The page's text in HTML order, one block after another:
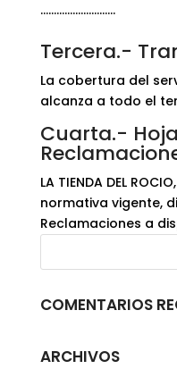
……………………….
Tercera.-
La cobertura del
alcanza a todo el
Cuarta.-
LA TIENDA DEL
normativa vigente,
Reclamaciones a
COMENTARIOS
ARCHIVOS